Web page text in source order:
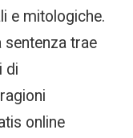
e mitologiche.
sentenza trae
di
online